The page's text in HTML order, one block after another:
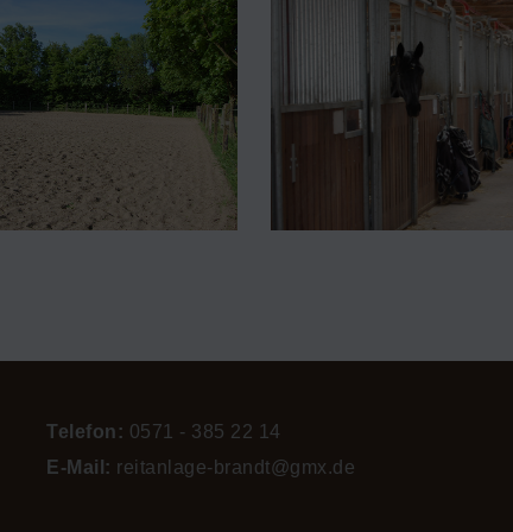
Telefon: 0571 - 385 22 14
E-Mail: reitanlage-brandt@gmx.de